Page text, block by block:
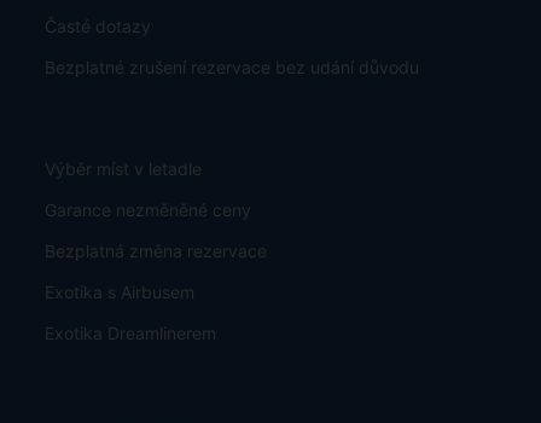
Časté dotazy
Bezplatné zrušení rezervace bez udání důvodu
Výběr míst v letadle
Garance nezměněné ceny
Bezplatná změna rezervace
Exotika s Airbusem
Exotika Dreamlinerem